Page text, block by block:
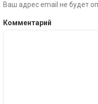
Ваш адрес email не будет
Комментарий